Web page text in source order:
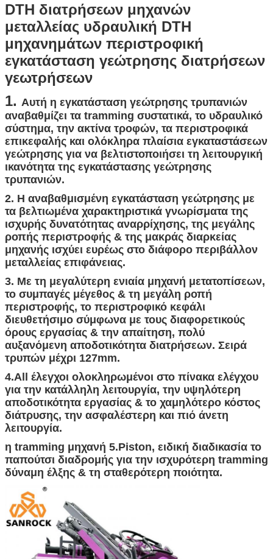
DTH διατρήσεων μηχανών
μεταλλείας υδραυλική DTH
μηχανημάτων περιστροφική
εγκατάσταση γεώτρησης διατρήσεων
γεωτρήσεων
1. Αυτή η εγκατάσταση γεώτρησης τρυπανιών
αναβαθμίζει τα tramming συστατικά, το υδραυλικό
σύστημα, την ακτίνα τροφών, τα περιστροφικά
επικεφαλής και ολόκληρα πλαίσια εγκαταστάσεων
γεώτρησης για να βελτιστοποιήσει τη λειτουργική
ικανότητα της εγκατάστασης γεώτρησης
τρυπανιών.
2. Η αναβαθμισμένη εγκατάσταση γεώτρησης με
τα βελτιωμένα χαρακτηριστικά γνωρίσματα της
ισχυρής δυνατότητας αναρρίχησης, της μεγάλης
ροπής περιστροφής & της μακράς διαρκείας
μηχανής ισχύει ευρέως στο διάφορο περιβάλλον
μεταλλείας επιφάνειας.
3. Με τη μεγαλύτερη ενιαία μηχανή μετατοπίσεων,
το συμπαγές μέγεθος & τη μεγάλη ροπή
περιστροφής, το περιστροφικό κεφάλι
διευθετήσιμο σύμφωνα με τους διαφορετικούς
όρους εργασίας & την απαίτηση, πολύ
αυξανόμενη αποδοτικότητα διατρήσεων. Σειρά
τρυπών μέχρι 127mm.
4.All έλεγχοι ολοκληρωμένοι στο πίνακα ελέγχου
για την κατάλληλη λειτουργία, την υψηλότερη
αποδοτικότητα εργασίας & το χαμηλότερο κόστος
διάτρυσης, την ασφαλέστερη και πιό άνετη
λειτουργία.
η tramming μηχανή 5.Piston, ειδική διαδικασία το
παπούτσι διαδρομής για την ισχυρότερη tramming
δύναμη έλξης & τη σταθερότερη ποιότητα.